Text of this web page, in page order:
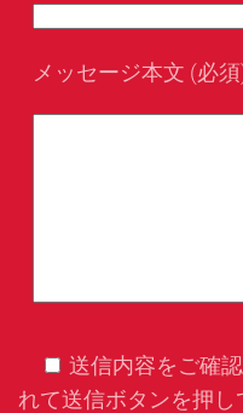
メッセージ本文 (必
送信内容をご確
れて送信ボタンを押し